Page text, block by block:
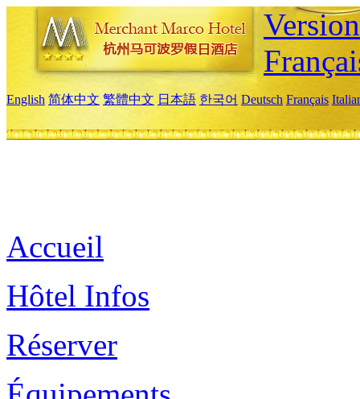
English 简体中文 繁體中文 日本語 한국어 Deutsch Français
Accueil
Hôtel Infos
Réserver